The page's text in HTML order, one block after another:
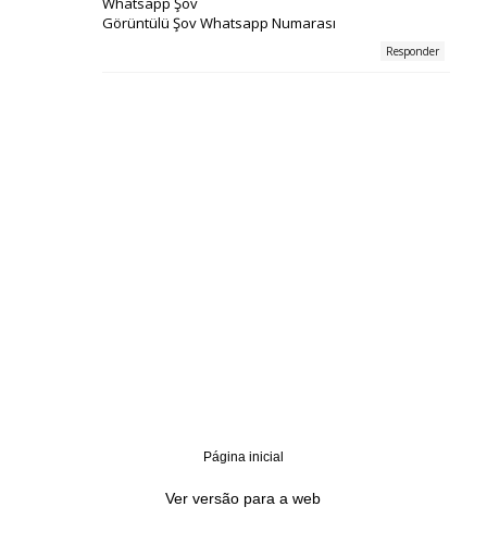
Görüntülü Şov Whatsapp Numarası
Responder
Página inicial
Ver versão para a web